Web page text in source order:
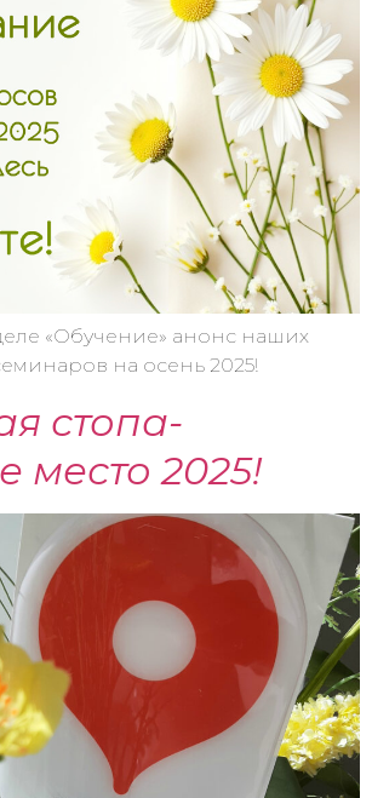
«Обучение» анонс наших
на осень 2025!
стопа-
место 2025!